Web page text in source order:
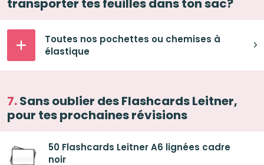
transporter tes feuilles dans ton sac?
Toutes nos pochettes ou chemises à
élastique
Sans oublier des Flashcards Leitner,
pour tes prochaines révisions
50 Flashcards Leitner A6 lignées cadre
noir